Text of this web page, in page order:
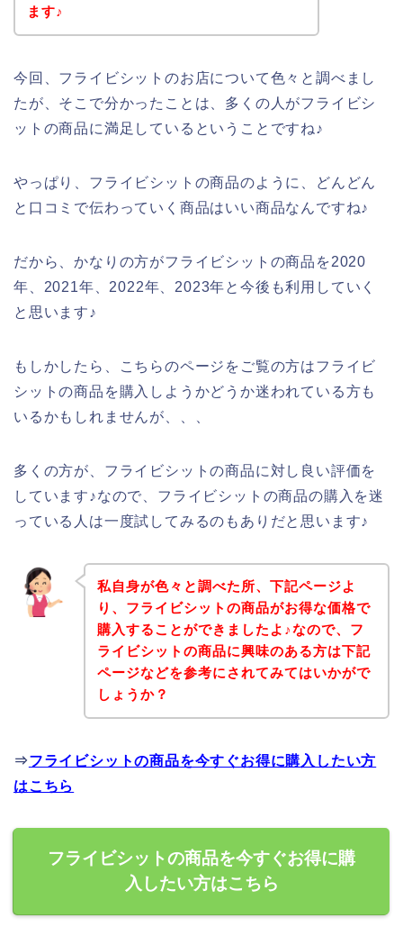
ます♪
今回、フライビシットのお店について色々と調べまし
たが、そこで分かったことは、多くの人がフライビシ
ットの商品に満足しているということですね♪
やっぱり、フライビシットの商品のように、どんどん
と口コミで伝わっていく商品はいい商品なんですね♪
だから、かなりの方がフライビシットの商品を2020
年、2021年、2022年、2023年と今後も利用していく
と思います♪
もしかしたら、こちらのページをご覧の方はフライビ
シットの商品を購入しようかどうか迷われている方も
いるかもしれませんが、、、
多くの方が、フライビシットの商品に対し良い評価を
しています♪なので、フライビシットの商品の購入を迷
っている人は一度試してみるのもありだと思います♪
私自身が色々と調べた所、下記ページよ
り、フライビシットの商品がお得な価格で
購入することができましたよ♪なので、フ
ライビシットの商品に興味のある方は下記
ページなどを参考にされてみてはいかがで
しょうか？
⇒フライビシットの商品を今すぐお得に購入したい方
はこちら
フライビシットの商品を今すぐお得に購
入したい方はこちら